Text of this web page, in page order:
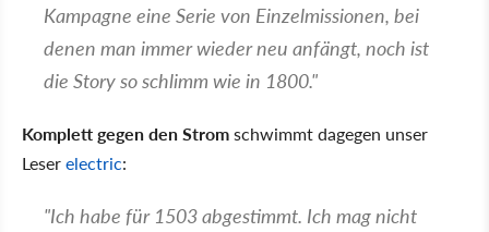
Kampagne eine Serie von Einzelmissionen, bei
denen man immer wieder neu anfängt, noch ist
die Story so schlimm wie in 1800."
Komplett gegen den Stromschwimmt dagegen unser
Leserelectric:
"Ich habe für 1503 abgestimmt. Ich mag nicht